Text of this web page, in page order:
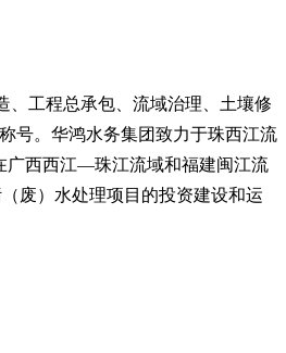
、工程总承包、流域治理、土壤修
号。华鸿水务集团致力于珠西江流
广西西江—珠江流域和福建闽江流
废）水处理项目的投资建设和运